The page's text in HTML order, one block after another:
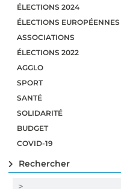
ÉLECTIONS 2024
ÉLECTIONS EUROPÉENNES
ASSOCIATIONS
ÉLECTIONS 2022
AGGLO
SPORT
SANTÉ
SOLIDARITÉ
BUDGET
COVID-19
Rechercher